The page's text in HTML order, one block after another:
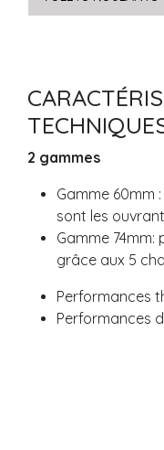
2 gammes
Gamme 60mm
sont les
Gamme 74mm:
grâce aux 5
Performances
Performances